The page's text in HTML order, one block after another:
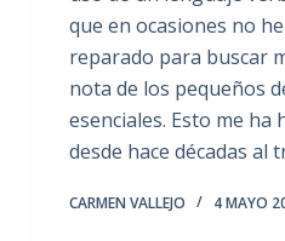
que en ocasiones no
reparado para buscar
nota de los pequeños
esenciales. Esto me ha
desde hace décadas al
CARMEN VALLEJO 4 MAYO